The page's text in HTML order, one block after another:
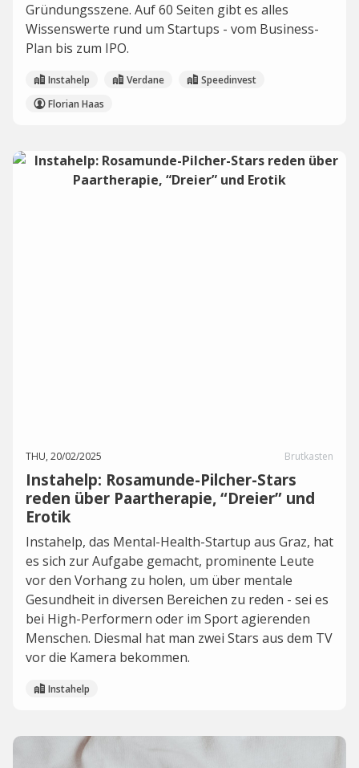
Gründungsszene. Auf 60 Seiten gibt es alles
Wissenswerte rund um Startups - vom Business-
Plan bis zum IPO.
Instahelp Verdane
Speedinvest
Florian Haas
THU, 20/02/2025 Brutkasten
Instahelp: Rosamunde-Pilcher-Stars
reden über Paartherapie, “Dreier” und
Erotik
Instahelp, das Mental-Health-Startup aus Graz, hat
es sich zur Aufgabe gemacht, prominente Leute
vor den Vorhang zu holen, um über mentale
Gesundheit in diversen Bereichen zu reden - sei es
bei High-Performern oder im Sport agierenden
Menschen. Diesmal hat man zwei Stars aus dem TV
vor die Kamera bekommen.
Instahelp